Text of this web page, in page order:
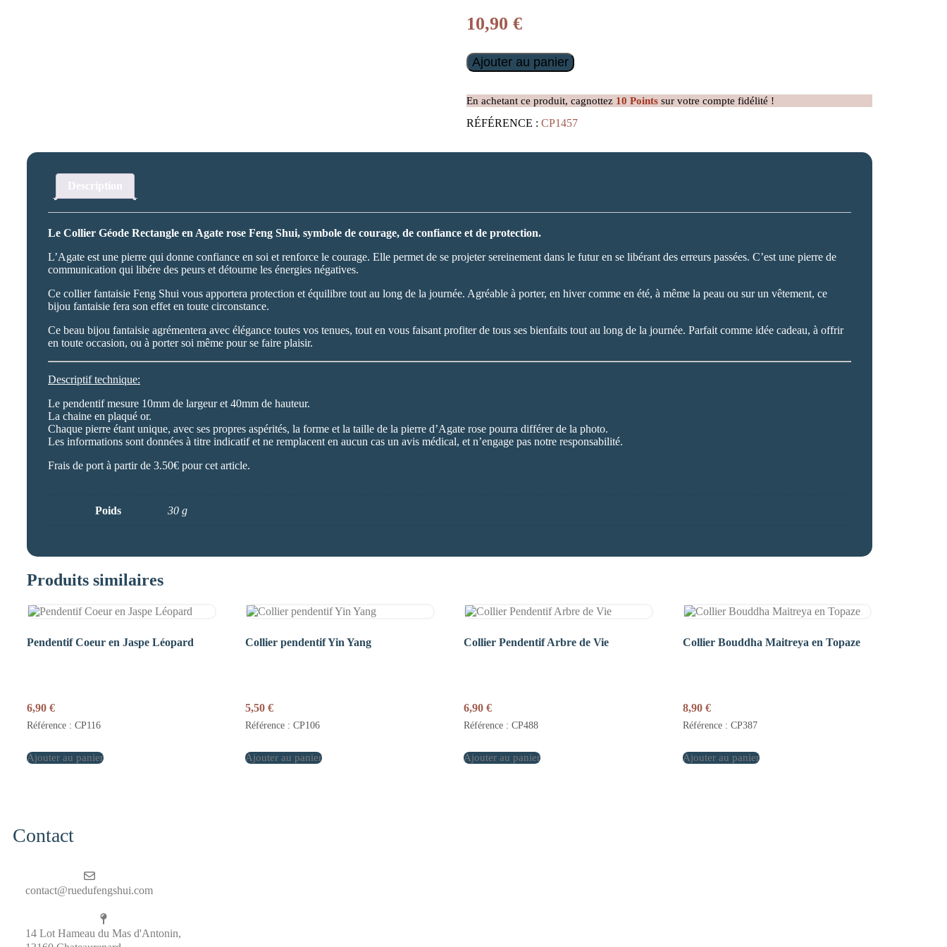
10,90 €
quantité
de
Géode
Rectangle
en
Ajouter au panier
En achetant ce produit, cagnottez 10 Points sur votre compte fidélité !
RÉFÉRENCE : CP1457
Description
Le Collier Géode Rectangle en Agate rose Feng Shui, symbole de courage, de confiance et de protection.
L’Agate est une pierre qui donne confiance en soi et renforce le courage. Elle permet de se projeter sereinement dans le futur en se libérant des erreurs passées. C’est une pierre de
communication qui libére des peurs et détourne les énergies négatives.
Ce collier fantaisie Feng Shui vous apportera protection et équilibre tout au long de la journée. Agréable à porter, en hiver comme en été, à même la peau ou sur un vêtement, ce
bijou fantaisie fera son effet en toute circonstance.
Ce beau bijou fantaisie agrémentera avec élégance toutes vos tenues, tout en vous faisant profiter de tous ses bienfaits tout au long de la journée. Parfait comme idée cadeau, à offrir
en toute occasion, ou à porter soi même pour se faire plaisir.
Descriptif technique:
Le pendentif mesure 10mm de largeur et 40mm de hauteur.
La chaine en plaqué or.
Chaque pierre étant unique, avec ses propres aspérités, la forme et la taille de la pierre d’Agate rose pourra différer de la photo.
Les informations sont données à titre indicatif et ne remplacent en aucun cas un avis médical, et n’engage pas notre responsabilité.
Frais de port à partir de 3.50€ pour cet article.
Poids 30 g
Produits similaires
Pendentif Coeur en Jaspe Léopard
6,90 €
Référence : CP116
Ajouter au panier
Collier pendentif Yin Yang
5,50€
Référence : CP106
Ajouter au panier
Collier Pendentif Arbre de Vie
6,90€
Référence : CP488
Ajouter au panier
Collier Bouddha Maitreya en Topaze
8,90 €
Référence : CP387
Ajouter au panier
Contact
contact@ruedufengshui.com
14 Lot Hameau du Mas d'Antonin,